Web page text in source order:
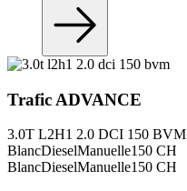
Trafic ADVANCE
3.0T L2H1 2.0 DCI 150 BVM
BlancDieselManuelle150 CH
BlancDieselManuelle150 CH